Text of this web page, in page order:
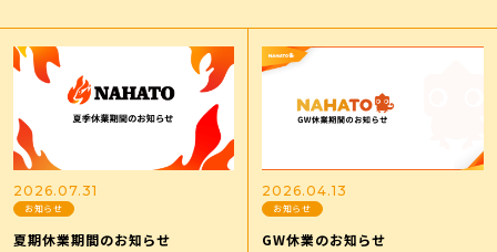
2026.07.31
お知らせ
夏期休業期間のお知らせ
2026.04.13
お知らせ
GW休業のお知らせ